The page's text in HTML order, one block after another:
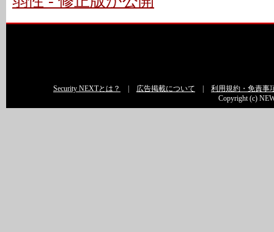
Security NEXTとは？ 広告掲載について
利用規約・免責事
Copyright (c)